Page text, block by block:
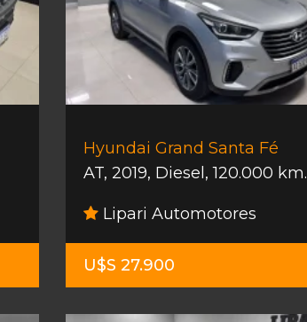
Hyundai Grand Santa Fé
AT, 2019, Diesel ,120.000 km.
Lipari Automotores
U$S 27.900